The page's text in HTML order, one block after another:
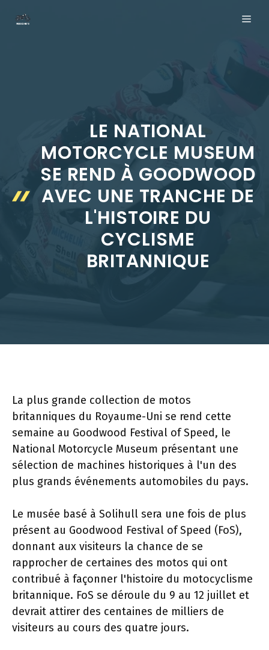
LE NATIONAL
MOTORCYCLE MUSEUM
SE REND À GOODWOOD
AVEC UNE TRANCHE DE
L'HISTOIRE DU
CYCLISME
BRITANNIQUE
La plus grande collection de motos
britanniques du Royaume-Uni se rend cette
semaine au Goodwood Festival of Speed, le
National Motorcycle Museum présentant une
sélection de machines historiques à l'un des
plus grands événements automobiles du pays.
Le musée basé à Solihull sera une fois de plus
présent au Goodwood Festival of Speed ​​(FoS),
donnant aux visiteurs la chance de se
rapprocher de certaines des motos qui ont
contribué à façonner l'histoire du motocyclisme
britannique. FoS se déroule du 9 au 12 juillet et
devrait attirer des centaines de milliers de
visiteurs au cours des quatre jours.